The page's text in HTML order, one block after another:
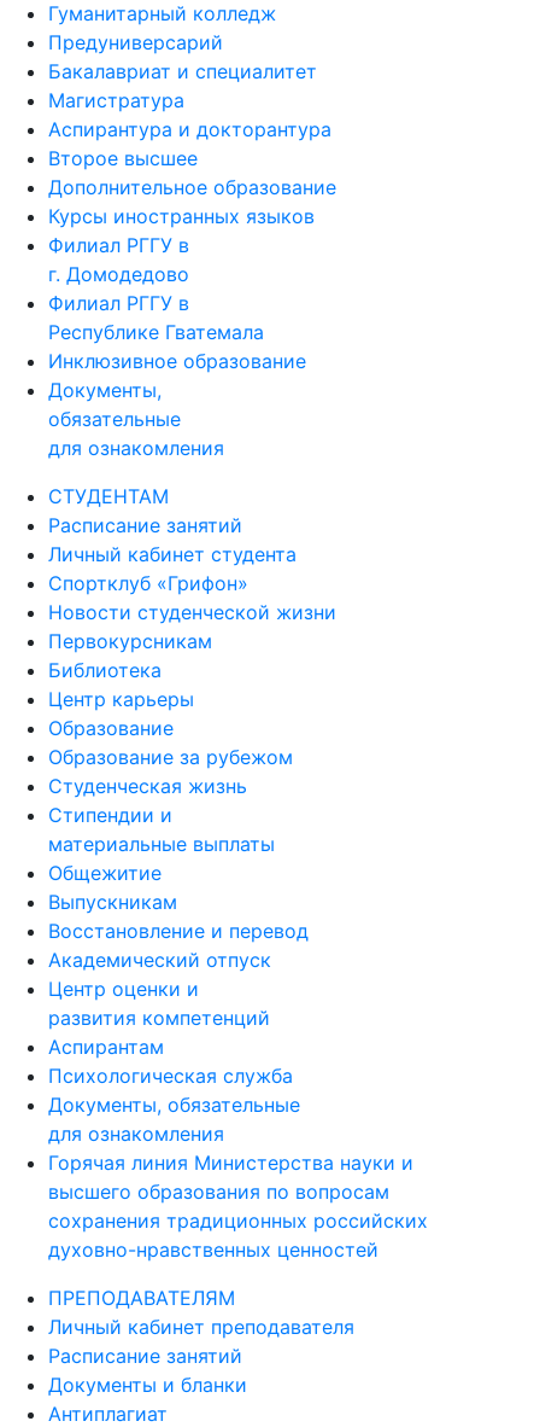
Гуманитарный колледж
Предуниверсарий
Бакалавриат и специалитет
Магистратура
Аспирантура и докторантура
Второе высшее
Дополнительное образование
Курсы иностранных языков
Филиал РГГУ в
г. Домодедово
Филиал РГГУ в
Республике Гватемала
Инклюзивное образование
Документы,
обязательные
для ознакомления
СТУДЕНТАМ
Расписание занятий
Личный кабинет студента
Спортклуб «Грифон»
Новости студенческой жизни
Первокурсникам
Библиотека
Центр карьеры
Образование
Образование за рубежом
Студенческая жизнь
Стипендии и
материальные выплаты
Общежитие
Выпускникам
Восстановление и перевод
Академический отпуск
Центр оценки и
развития компетенций
Аспирантам
Психологическая служба
Документы, обязательные
для ознакомления
Горячая линия Министерства науки и
высшего образования по вопросам
сохранения традиционных российских
духовно-нравственных ценностей
ПРЕПОДАВАТЕЛЯМ
Личный кабинет преподавателя
Расписание занятий
Документы и бланки
Антиплагиат